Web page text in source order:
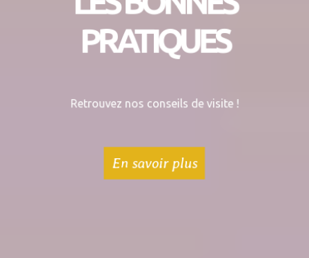
LES BONNES
PRATIQUES
En savoir plus